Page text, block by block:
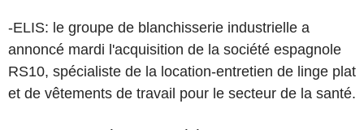
-ELIS: le groupe de blanchisserie industrielle a
annoncé mardi l'acquisition de la société espagnole
RS10, spécialiste de la location-entretien de linge plat
et de vêtements de travail pour le secteur de la santé.